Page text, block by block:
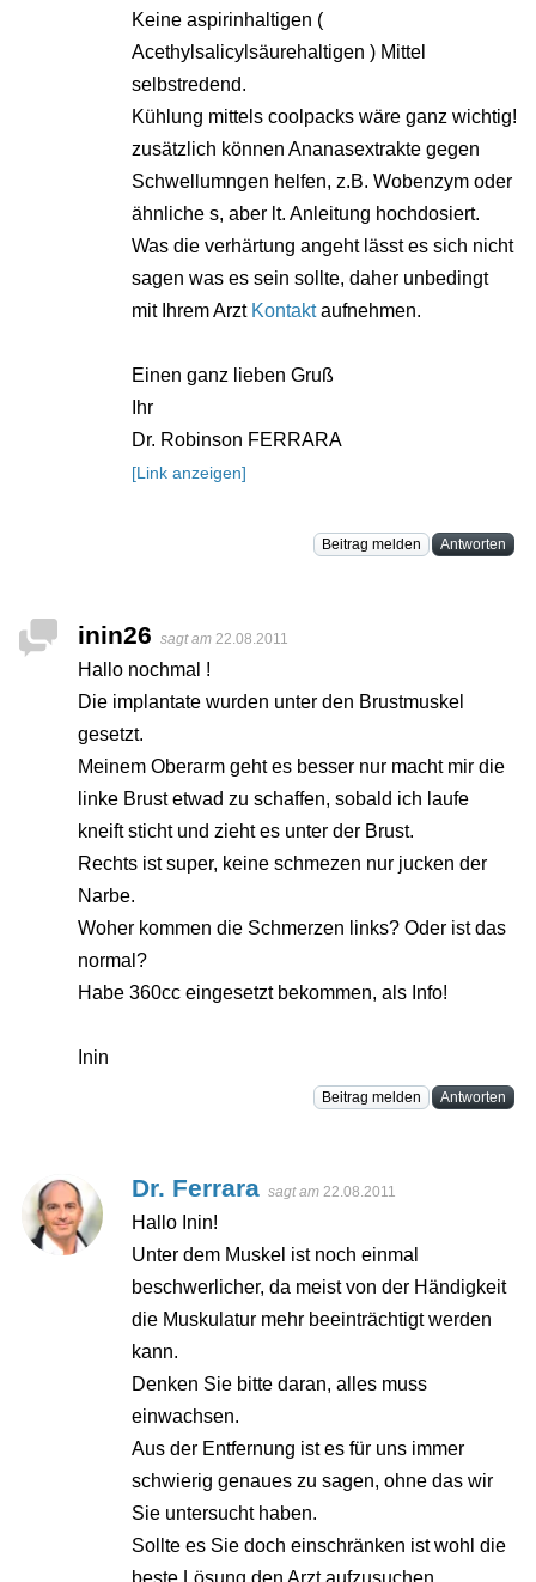
Keine aspirinhaltigen (
Acethylsalicylsäurehaltigen ) Mittel
selbstredend.
Kühlung mittels coolpacks wäre ganz wichtig!
zusätzlich können Ananasextrakte gegen
Schwellumngen helfen, z.B. Wobenzym oder
ähnliche s, aber lt. Anleitung hochdosiert.
Was die verhärtung angeht lässt es sich nicht
sagen was es sein sollte, daher unbedingt
mit Ihrem Arzt Kontaktaufnehmen.
Einen ganz lieben Gruß
Ihr
Dr. Robinson FERRARA
[Link anzeigen]
Beitrag melden Antworten
inin26 sagt am 22.08.2011
Hallo nochmal !
Die implantate wurden unter den Brustmuskel
gesetzt.
Meinem Oberarm geht es besser nur macht mir die
linke Brust etwad zu schaffen, sobald ich laufe
kneift sticht und zieht es unter der Brust.
Rechts ist super, keine schmezen nur jucken der
Narbe.
Woher kommen die Schmerzen links? Oder ist das
normal?
Habe 360cc eingesetzt bekommen, als Info!
Inin
Beitrag melden Antworten
Dr. Ferrara sagt am 22.08.2011
Hallo Inin!
Unter dem Muskel ist noch einmal
beschwerlicher, da meist von der Händigkeit
die Muskulatur mehr beeinträchtigt werden
kann.
Denken Sie bitte daran, alles muss
einwachsen.
Aus der Entfernung ist es für uns immer
schwierig genaues zu sagen, ohne das wir
Sie untersucht haben.
Sollte es Sie doch einschränken ist wohl die